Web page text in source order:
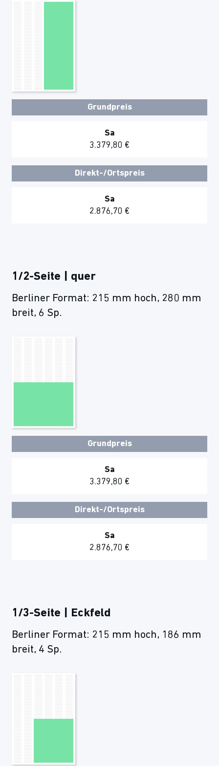
Grundpreis
Sa
3.379,80 €
Direkt-/Ortspreis
Sa
2.876,70 €
1/2-Seite | quer
Berliner Format: 215 mm hoch, 280 mm
breit, 6 Sp.
Grundpreis
Sa
3.379,80 €
Direkt-/Ortspreis
Sa
2.876,70 €
1/3-Seite | Eckfeld
Berliner Format: 215 mm hoch, 186 mm
breit, 4 Sp.